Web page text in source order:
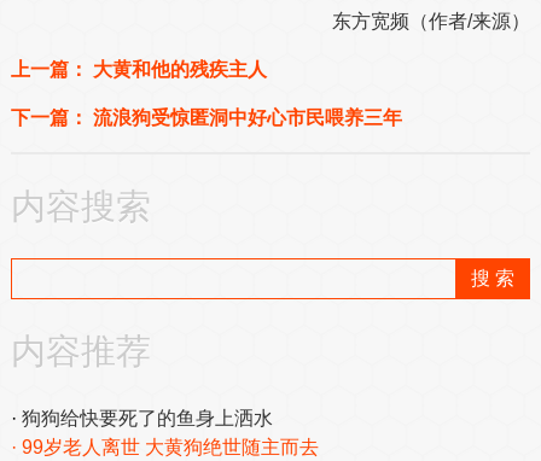
东方宽频（作者/来源）
上一篇： 大黄和他的残疾主人
下一篇： 流浪狗受惊匿洞中好心市民喂养三年
内容搜索
内容推荐
狗狗给快要死了的鱼身上洒水
99岁老人离世 大黄狗绝世随主而去